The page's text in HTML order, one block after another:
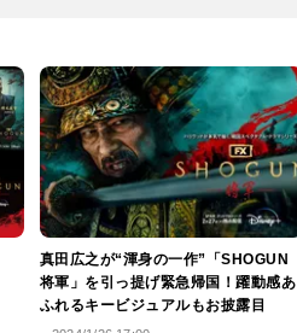
真田広之が“渾身の一作”「SHOGUN
将軍」を引っ提げ緊急帰国！躍動感あ
ふれるキービジュアルもお披露目